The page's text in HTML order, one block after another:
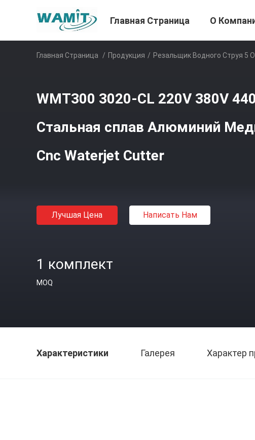
Главная Страница О
Главная Страница / Продукция / Резальщик Водного Струя 5
WMT300 3020-CL 220V 380V
Стальная сплав Алюминий
Cnc Waterjet Cutter
Лучшая Цена Написать Нам
1 комплект
MOQ
Характеристики Галерея Характер